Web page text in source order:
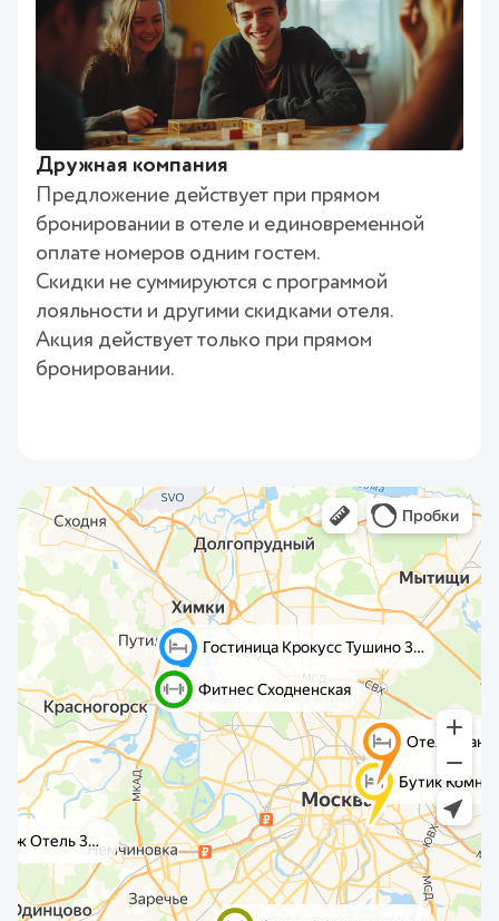
Дружная компания
Предложение действует при прямом
бронировании в отеле и единовременной
оплате номеров одним гостем.
Скидки не суммируются с программой
лояльности и другими скидками отеля.
Акция действует только при прямом
бронировании.